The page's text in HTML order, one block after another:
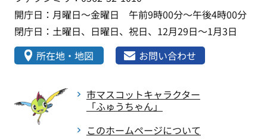
開庁日：月曜日～金曜日 午前9時00分～午後4時00分
閉庁日：土曜日、日曜日、祝日、12月29日～1月3日
所在地・地図
お問い合わせ
市マスコットキャラクター
「ふゅうちゃん」
このホームページについて